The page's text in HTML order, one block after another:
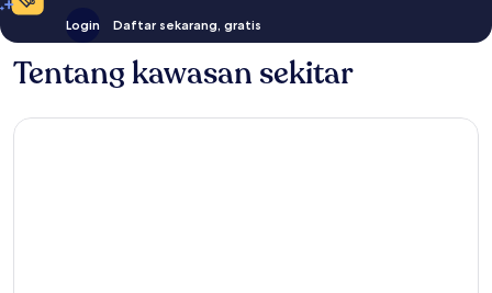
Login Daftar sekarang, gratis
Tentang kawasan sekitar